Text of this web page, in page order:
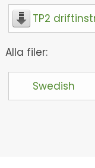
TP2
Alla filer:
Swedish